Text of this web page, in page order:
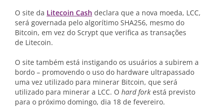
O site da Litecoin Cash declara que a nova moeda, LCC,
será governada pelo algorítimo SHA256, mesmo do
Bitcoin, em vez do Scrypt que verifica as transações
de Litecoin.
O site também está instigando os usuários a subirem a
bordo – promovendo o uso do hardware ultrapassado
uma vez utilizado para minerar Bitcoin, que será
utilizado para minerar a LCC. O hard fork está previsto
para o próximo domingo, dia 18 de fevereiro.